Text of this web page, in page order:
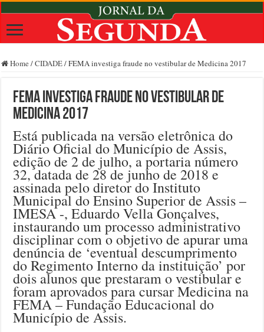
Home /CIDADE/FEMA investiga fraude no vestibular de Medicina 2017
FEMA investiga fraude no vestibular de
Medicina 2017
Está publicada na versão eletrônica do
Diário Oficial do Município de Assis,
edição de 2 de julho, a portaria número
32, datada de 28 de junho de 2018 e
assinada pelo diretor do Instituto
Municipal do Ensino Superior de Assis –
IMESA -, Eduardo Vella Gonçalves,
instaurando um processo administrativo
disciplinar com o objetivo de apurar uma
denúncia de ‘eventual descumprimento
do Regimento Interno da instituição’ por
dois alunos que prestaram o vestibular e
foram aprovados para cursar Medicina na
FEMA – Fundação Educacional do
Município de Assis.